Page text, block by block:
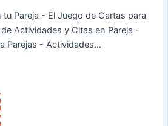
Pareja - El Juego de Cartas para
Actividades y Citas en Pareja -
Parejas - Actividades...